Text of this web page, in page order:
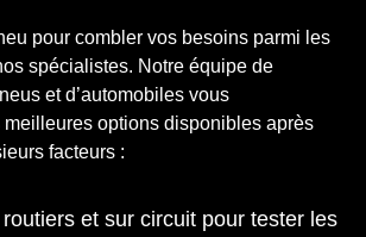
pour combler vos besoins parmi les
spécialistes. Notre équipe de
et d’automobiles vous
meilleures options disponibles après
facteurs :
et sur circuit pour tester les